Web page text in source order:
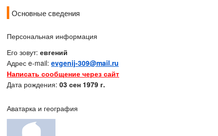
Основные сведения
Персональная информация
Его зовут: евгений
Адрес e-mail: evgenij-309@mail.ru
Написать сообщение через сайт
Дата рождения: 03 сен 1979 г.
Аватарка и география